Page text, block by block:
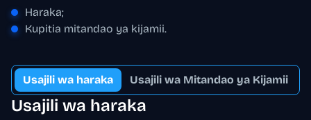
Haraka;
Kupitia mitandao ya kijamii.
Usajili wa haraka Usajili wa Mitandao ya Kijamii
Usajili wa haraka